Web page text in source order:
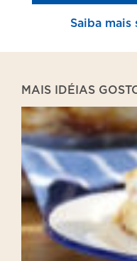
Saiba
MAIS IDÉIAS
Lasanha
de
Pão